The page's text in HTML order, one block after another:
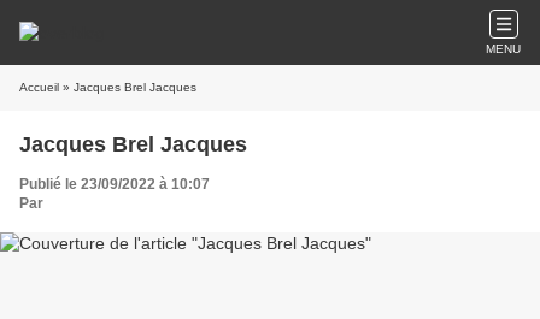
MENU
Accueil » Jacques Brel Jacques
Jacques Brel Jacques
Publié le 23/09/2022 à 10:07
Par